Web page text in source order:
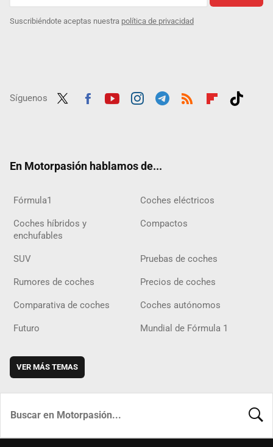
Suscribiéndote aceptas nuestra política de privacidad
Síguenos
En Motorpasión hablamos de...
Fórmula1 Coches eléctricos
Coches híbridos y
enchufables
Compactos
SUV Pruebas de coches
Rumores de coches Precios de coches
Comparativa de coches Coches autónomos
Futuro Mundial de Fórmula 1
VER MÁS TEMAS